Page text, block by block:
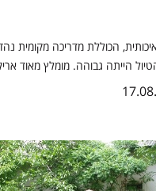
הכוללת מדריכה מקומית
הייתה גבוהה. מומלץ מאוד